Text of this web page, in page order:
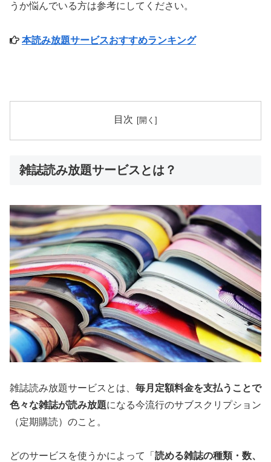
うか悩んでいる方は参考にしてください。
本読み放題サービスおすすめランキング
目次
雑誌読み放題サービスとは？
雑誌読み放題サービスとは、 毎月定額料金を支払うことで
色々な雑誌が読み放題になる今流行のサブスクリプション
（定期購読） のこと。
どのサービスを使うかによって「 読める雑誌の種類・数、